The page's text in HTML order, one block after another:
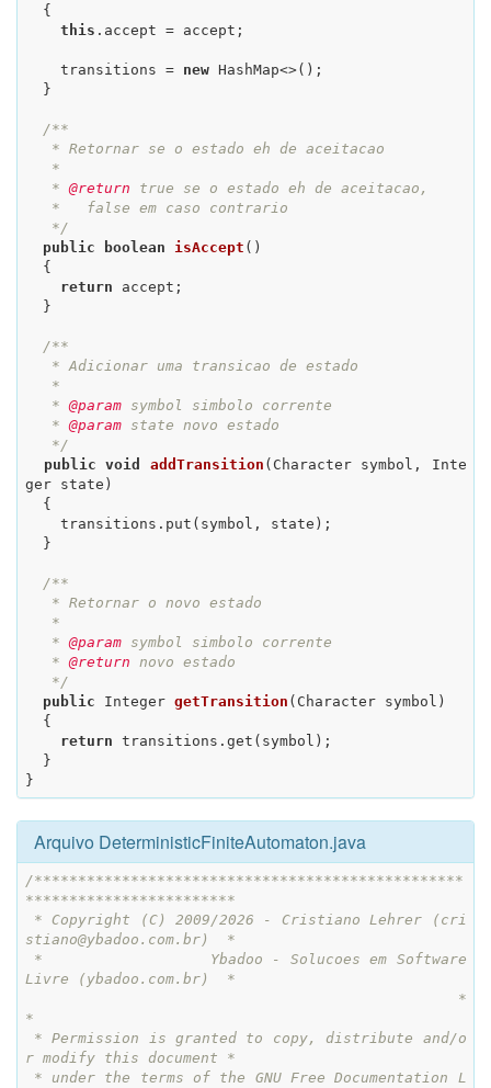
{
this .accept = accept;
    transitions =
new HashMap<>();
/**
   *
@return true se o estado eh de aceitacao,
   */
public
boolean isAccept ()
{
return accept;
/**
   *
@param symbol simbolo corrente
   *
@param state novo estado
   */
public void addTransition (Character symbol, Inte
ger state)
{
/**
   *
@param symbol simbolo corrente
   *
@return novo estado
   */
public Integer getTransition (Character symbol)
{
return transitions.get(symbol);
}
Arquivo DeterministicFiniteAutomaton.java
/*************************************************
************************
stiano@ybadoo.com.br)  *
Livre (ybadoo.com.br)  *
*
r modify this document *